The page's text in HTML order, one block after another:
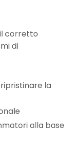
corretto
di
la
alla base